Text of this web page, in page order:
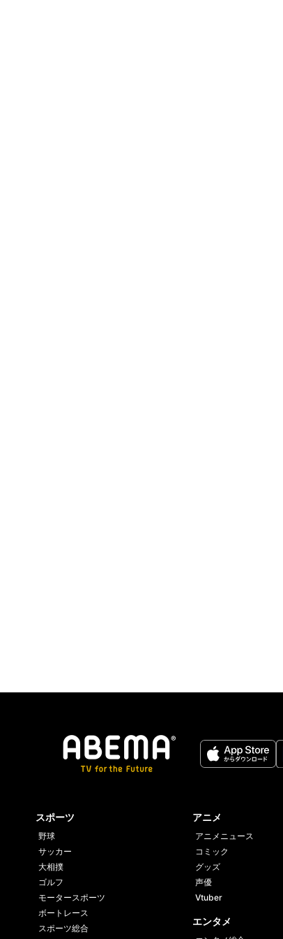
スポーツ
野球
サッカー
大相撲
ゴルフ
モータースポーツ
ボートレース
スポーツ総合
アニメ
アニメニュース
コミック
グッズ
声優
Vtuber
エンタメ